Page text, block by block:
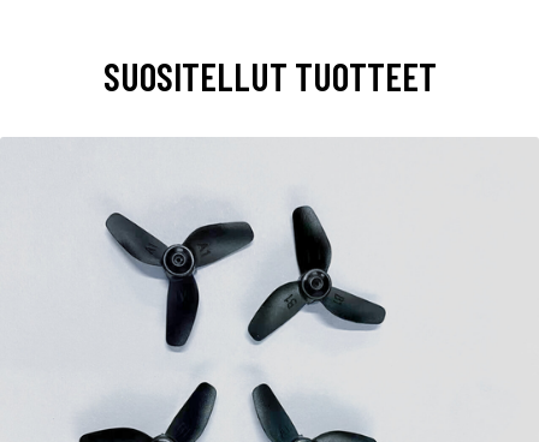
SUOSITELLUT TUOTTEET